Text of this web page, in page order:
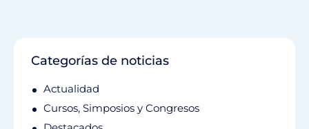
Categorías de noticias
Actualidad
Cursos, Simposios y Congresos